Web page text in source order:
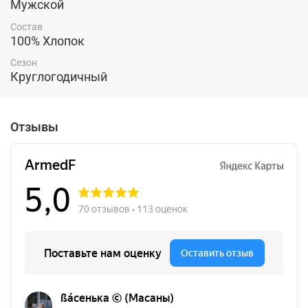
Мужской
Состав
100% Хлопок
Сезон
Круглогодичный
Отзывы